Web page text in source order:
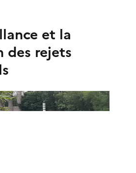
et la
des rejets